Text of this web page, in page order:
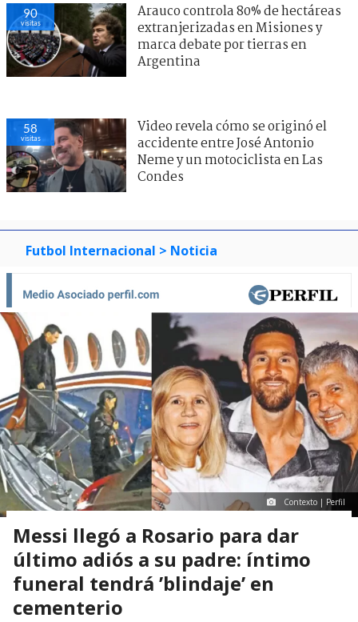
90
visitas
Arauco controla 80% de hectáreas
extranjerizadas en Misiones y
marca debate por tierras en
Argentina
58
visitas
Video revela cómo se originó el
accidente entre José Antonio
Neme y un motociclista en Las
Condes
Futbol Internacional > Noticia
Contexto | Perfil
Messi llegó a Rosario para dar
último adiós a su padre: íntimo
funeral tendrá ’blindaje’ en
cementerio